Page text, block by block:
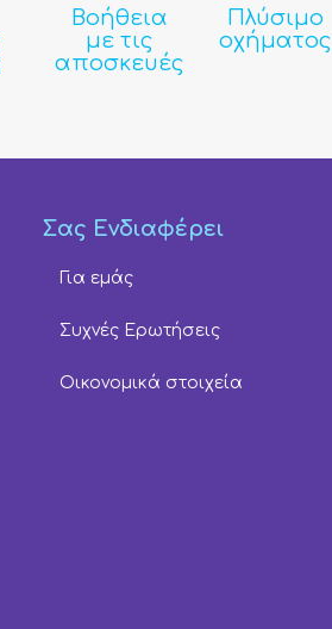
Βοήθεια
με τις
αποσκευές
Πλύσιμο
οχήματος
Σας Ενδιαφέρει
Για εμάς
Συχνές Ερωτήσεις
Οικονομικά στοιχεία